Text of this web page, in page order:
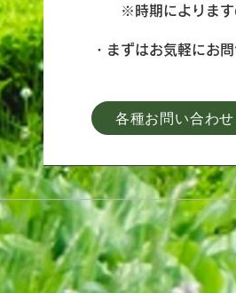
※時期によりますの
・まずはお気軽にお問
各種お問い合わせ